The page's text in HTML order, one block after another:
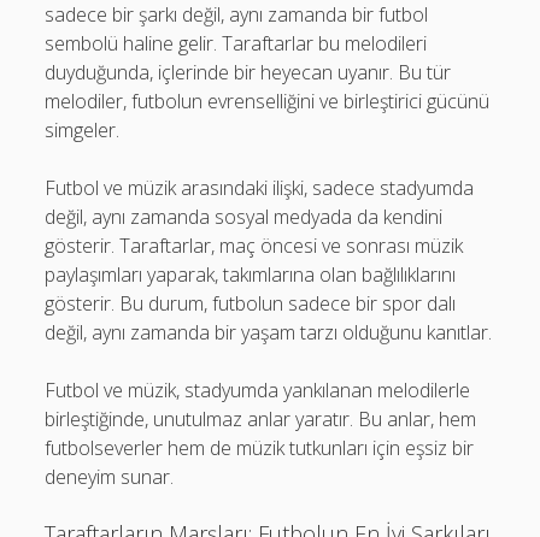
sadece bir şarkı değil, aynı zamanda bir futbol
sembolü haline gelir. Taraftarlar bu melodileri
duyduğunda, içlerinde bir heyecan uyanır. Bu tür
melodiler, futbolun evrenselliğini ve birleştirici gücünü
simgeler.
Futbol ve müzik arasındaki ilişki, sadece stadyumda
değil, aynı zamanda sosyal medyada da kendini
gösterir. Taraftarlar, maç öncesi ve sonrası müzik
paylaşımları yaparak, takımlarına olan bağlılıklarını
gösterir. Bu durum, futbolun sadece bir spor dalı
değil, aynı zamanda bir yaşam tarzı olduğunu kanıtlar.
Futbol ve müzik, stadyumda yankılanan melodilerle
birleştiğinde, unutulmaz anlar yaratır. Bu anlar, hem
futbolseverler hem de müzik tutkunları için eşsiz bir
deneyim sunar.